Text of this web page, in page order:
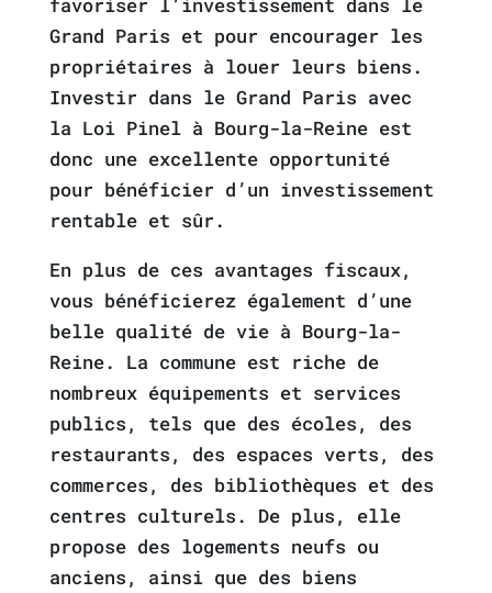
Grand Paris et pour encourager les
propriétaires à louer leurs biens.
Investir dans le Grand Paris avec
la Loi Pinel à Bourg-la-Reine est
donc une excellente opportunité
pour bénéficier d’un investissement
rentable et sûr.
En plus de ces avantages fiscaux,
vous bénéficierez également d’une
belle qualité de vie à Bourg-la-
Reine. La commune est riche de
nombreux équipements et services
publics, tels que des écoles, des
restaurants, des espaces verts, des
commerces, des bibliothèques et des
centres culturels. De plus, elle
propose des logements neufs ou
anciens, ainsi que des biens